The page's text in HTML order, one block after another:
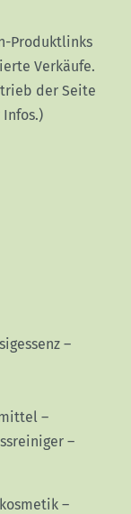
Produktlinks
Verkäufe.
der Seite
–
–
–
–